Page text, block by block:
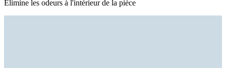
Élimine les odeurs à l'intérieur de la pièce